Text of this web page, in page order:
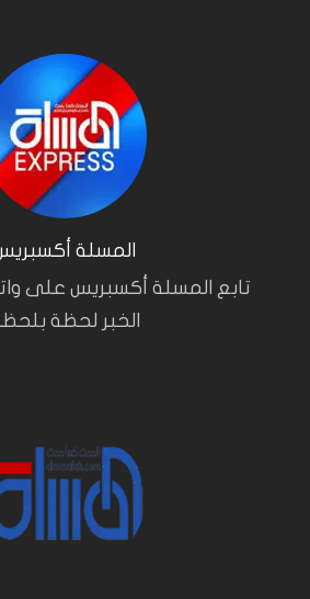
المسلة
تابع المسلة أكسبريس على
الخبر لحظة